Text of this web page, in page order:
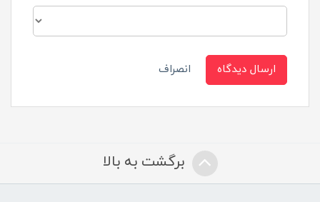
ارسال دیدگاه انصراف
برگشت به بالا